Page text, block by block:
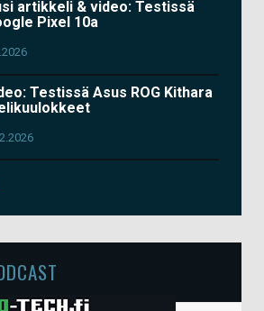
artikkeli & video: Testissä
Pixel 10a
Testissä Asus ROG Kithara